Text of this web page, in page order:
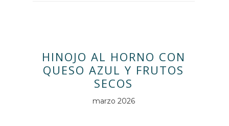
HINOJO AL HORNO CON
QUESO AZUL Y FRUTOS
SECOS
marzo 2026